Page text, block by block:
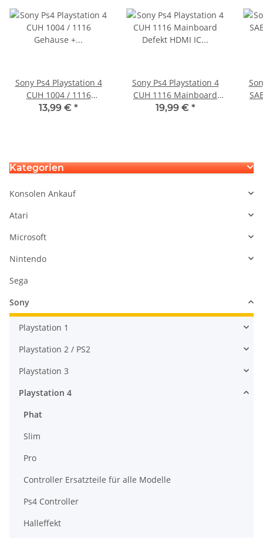
Sony Ps4 Playstation 4
CUH 1004 / 1116
Gehäuse + Mittelteil +
13,99 € *
Sony Ps4 Playstation 4
CUH 1116 Mainboard
Defekt HDMI IC Chip
19,99 € *
Kategorien
Konsolen Ankauf
Atari
Microsoft
Nintendo
Sega
Sony
Playstation 1
Playstation 2 / PS2
Playstation 3
Playstation 4
Phat
Slim
Pro
Controller Ersatzteile für alle Modelle
Ps4 Controller
Halleffekt